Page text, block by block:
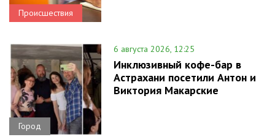
Происшествия
Город
6 августа 2026, 12:25
Инклюзивный кофе-бар в
Астрахани посетили Антон и
Виктория Макарские